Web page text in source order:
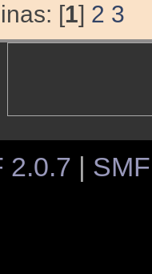
[1] 2 3
2.0.7